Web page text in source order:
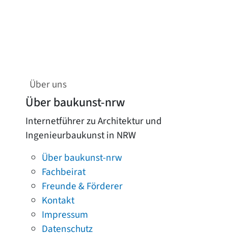
Über uns
Über baukunst-nrw
Internetführer zu Architektur und
Ingenieurbaukunst in NRW
Über baukunst-nrw
Fachbeirat
Freunde & Förderer
Kontakt
Impressum
Datenschutz